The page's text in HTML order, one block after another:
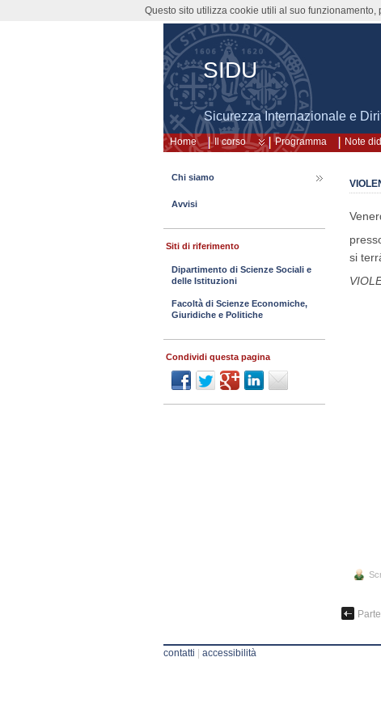
SIDU
Sicurezza Internazionale e
Home Il corso Programma Note
si
Chi siamo
Avvisi
Siti di riferimento
Dipartimento di Scienze Sociali e
delle Istituzioni
Facoltà di Scienze Economiche,
Giuridiche e Politiche
Condividi questa pagina
contatti | accessibilità
Questo sito utilizza cookie utili al suo